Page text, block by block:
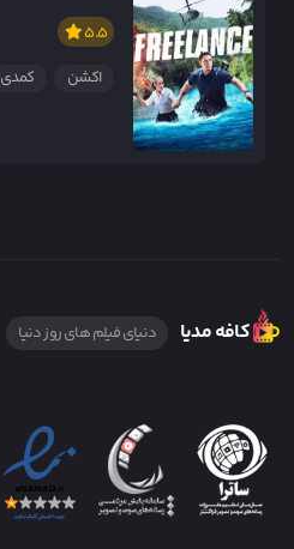
5.5
اکشن
کمدی
کافه مدیا دنیای فیلم های روز دنیا